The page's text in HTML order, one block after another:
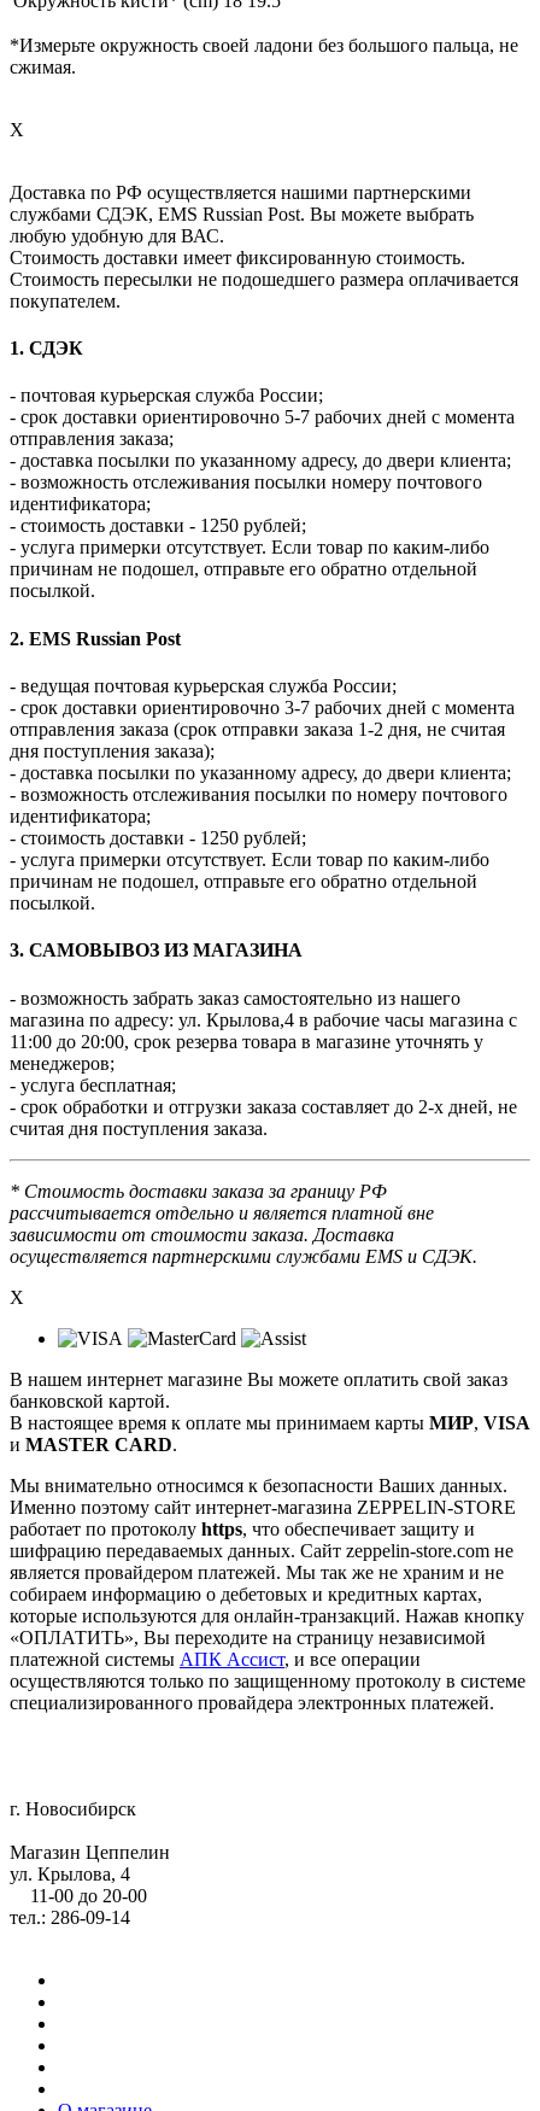
*Измерьте окружность своей ладони без большого пальца, не
сжимая.
X
Доставка по РФ осуществляется нашими партнерскими
службами СДЭК, EMS Russian Post. Вы можете выбрать
любую удобную для ВАС.
Стоимость доставки имеет фиксированную стоимость.
Стоимость пересылки не подошедшего размера оплачивается
покупателем.
1. СДЭК
- почтовая курьерская служба России;
- срок доставки ориентировочно 5-7 рабочих дней с момента
отправления заказа;
- доставка посылки по указанному адресу, до двери клиента;
- возможность отслеживания посылки номеру почтового
идентификатора;
- стоимость доставки - 1250 рублей;
- услуга примерки отсутствует. Если товар по каким-либо
причинам не подошел, отправьте его обратно отдельной
посылкой.
2. EMS Russian Post
- ведущая почтовая курьерская служба России;
- срок доставки ориентировочно 3-7 рабочих дней с момента
отправления заказа (срок отправки заказа 1-2 дня, не считая
дня поступления заказа);
- доставка посылки по указанному адресу, до двери клиента;
- возможность отслеживания посылки по номеру почтового
идентификатора;
- стоимость доставки - 1250 рублей;
- услуга примерки отсутствует. Если товар по каким-либо
причинам не подошел, отправьте его обратно отдельной
посылкой.
3. САМОВЫВОЗ ИЗ МАГАЗИНА
- возможность забрать заказ самостоятельно из нашего
магазина по адресу: ул. Крылова,4 в рабочие часы магазина с
11:00 до 20:00, срок резерва товара в магазине уточнять у
менеджеров;
- услуга бесплатная;
- срок обработки и отгрузки заказа составляет до 2-х дней, не
считая дня поступления заказа.
* Стоимость доставки заказа за границу РФ
рассчитывается отдельно и является платной вне
зависимости от стоимости заказа. Доставка
осуществляется партнерскими службами EMS и СДЭК.
X
В нашем интернет магазине Вы можете оплатить свой заказ
банковской картой.
В настоящее время к оплате мы принимаем карты МИР, VISA
и MASTER CARD.
Мы внимательно относимся к безопасности Ваших данных.
Именно поэтому сайт интернет-магазина ZEPPELIN-STORE
работает по протоколу https, что обеспечивает защиту и
шифрацию передаваемых данных. Сайт zeppelin-store.com не
является провайдером платежей. Мы так же не храним и не
собираем информацию о дебетовых и кредитных картах,
которые используются для онлайн-транзакций. Нажав кнопку
«ОПЛАТИТЬ», Вы переходите на страницу независимой
платежной системы АПК Ассист, и все операции
осуществляются только по защищенному протоколу в системе
специализированного провайдера электронных платежей.
г. Новосибирск
Магазин Цеппелин
ул. Крылова, 4
11-00 до 20-00
тел.: 286-09-14